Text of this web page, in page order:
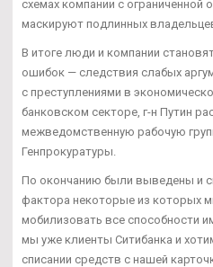
схемах компании с
маскируют подлинных
В итоге люди и компании
ошибок — следствия слабых
с преступлениями в
банковском секторе, г-н Путин
межведомственную рабочую
Генпрокуратуры.
По окончанию были выведены и
фактора некоторые из которых
мобилизовать все способности
мы уже клиенты Ситибанка и
списании средств с нашей